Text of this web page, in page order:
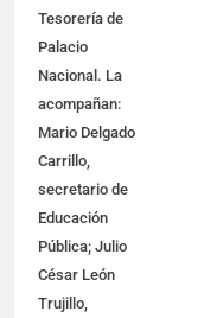
Tesorería de
Palacio
Nacional. La
acompañan:
Mario Delgado
Carrillo,
secretario de
Educación
Pública; Julio
César León
Trujillo,